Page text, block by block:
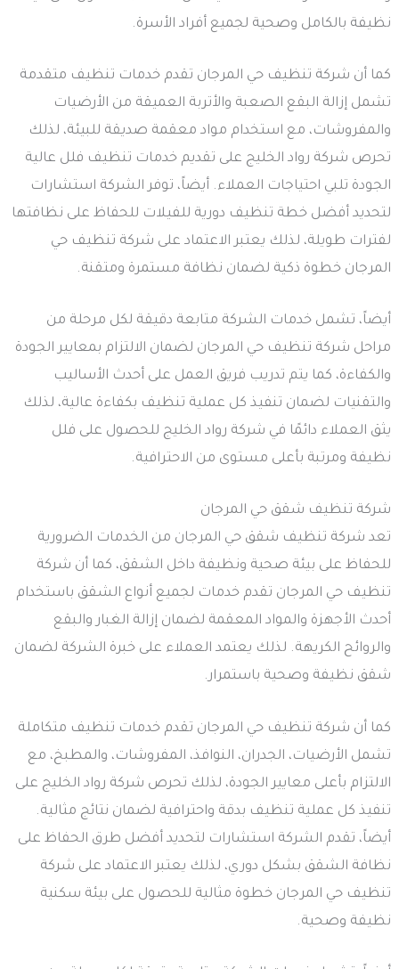
نظيفة بالكامل وصحية لجميع أفراد الأسرة.
كما أن شركة تنظيف حي المرجان تقدم خدمات تنظيف متقدمة
تشمل إزالة البقع الصعبة والأتربة العميقة من الأرضيات
والمفروشات، مع استخدام مواد معقمة صديقة للبيئة، لذلك
تحرص شركة رواد الخليج على تقديم خدمات تنظيف فلل عالية
الجودة تلبي احتياجات العملاء. أيضاً، توفر الشركة استشارات
لتحديد أفضل خطة تنظيف دورية للفيلات للحفاظ على نظافتها
لفترات طويلة، لذلك يعتبر الاعتماد على شركة تنظيف حي
المرجان خطوة ذكية لضمان نظافة مستمرة ومتقنة.
أيضاً، تشمل خدمات الشركة متابعة دقيقة لكل مرحلة من
مراحل شركة تنظيف حي المرجان لضمان الالتزام بمعايير الجودة
والكفاءة، كما يتم تدريب فريق العمل على أحدث الأساليب
والتقنيات لضمان تنفيذ كل عملية تنظيف بكفاءة عالية، لذلك
يثق العملاء دائمًا في شركة رواد الخليج للحصول على فلل
نظيفة ومرتبة بأعلى مستوى من الاحترافية.
شركة تنظيف شقق حي المرجان
تعد شركة تنظيف شقق حي المرجان من الخدمات الضرورية
للحفاظ على بيئة صحية ونظيفة داخل الشقق، كما أن شركة
تنظيف حي المرجان تقدم خدمات لجميع أنواع الشقق باستخدام
أحدث الأجهزة والمواد المعقمة لضمان إزالة الغبار والبقع
والروائح الكريهة. لذلك يعتمد العملاء على خبرة الشركة لضمان
شقق نظيفة وصحية باستمرار.
كما أن شركة تنظيف حي المرجان تقدم خدمات تنظيف متكاملة
تشمل الأرضيات، الجدران، النوافذ، المفروشات، والمطبخ، مع
الالتزام بأعلى معايير الجودة، لذلك تحرص شركة رواد الخليج على
تنفيذ كل عملية تنظيف بدقة واحترافية لضمان نتائج مثالية.
أيضاً، تقدم الشركة استشارات لتحديد أفضل طرق الحفاظ على
نظافة الشقق بشكل دوري، لذلك يعتبر الاعتماد على شركة
تنظيف حي المرجان خطوة مثالية للحصول على بيئة سكنية
نظيفة وصحية.